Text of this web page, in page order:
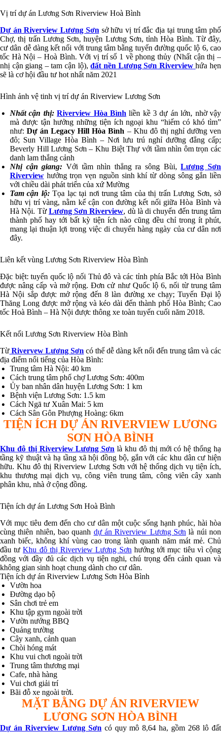
Vị trí dự án Lương Sơn Riverview Hoà Bình
Dự án Riverview Lương Sơn sở hữu vị trí đắc địa tại trung tâm phố
Chợ, thị trấn Lương Sơn, huyện Lương Sơn, tỉnh Hòa Bình. Từ đây,
cư dân dễ dàng kết nối với trung tâm bằng tuyến đường quốc lộ 6, cao
tốc Hà Nội – Hoà Bình. Với vị trí số 1 về phong thủy (Nhất cận thị –
nhị cận giang – tam cận lộ),đất nền Lương Sơn Riverview hứa hẹn
sẽ là cơ hội đầu tư hot nhất năm 2021
Hình ảnh vệ tinh vị trí dự án Riverview Lương Sơn
Nhất cận thị: Riverview Hòa Bình liền kề 3 dự án lớn, nhờ vậy
mà được tận hưởng những tiện ích ngoại khu “hiếm có khó tìm”
như:Dự án Legacy Hill Hòa Bình – Khu đô thị nghỉ dưỡng ven
đô; Sun Village Hòa Bình – Nơi lưu trú nghỉ dưỡng đẳng cấp;
Beverly Hill Lương Sơn – Khu Biệt Thự với tầm nhìn ôm trọn các
danh lam thắng cảnh
Nhị cận giang: Với tầm nhìn thẳng ra sông Bùi,Lương Sơn
Riverview hưởng trọn vẹn nguồn sinh khí từ dòng sông gắn liền
với chiều dài phát triển của xứ Mường
Tam cận lộ:Tọa lạc tại nơi trung tâm của thị trấn Lương Sơn, sở
hữu vị trí vàng, nằm kế cận con đường kết nối giữa Hòa Bình và
Hà Nội. Từ Lương Sơn Riverview, dù là di chuyển đến trung tâm
thành phố hay tới bất kỳ tiện ích nào cũng đều chỉ trong ít phút,
mang lại thuận lợi trong việc di chuyển hàng ngày của cư dân nơi
đây.
Liên kết vùng Lương Sơn Riverview Hòa Bình
Đặc biệt: tuyến quốc lộ nối Thủ đô và các tỉnh phía Bắc tới Hòa Bình
được nâng cấp và mở rộng. Đơn cử như Quốc lộ 6, nối từ trung tâm
Hà Nội sắp được mở rộng đến 8 làn đường xe chạy; Tuyến Đại lộ
Thăng Long được mở rộng và kéo dài đến thành phố Hòa Bình; Cao
tốc Hoà Bình – Hà Nội được thông xe toàn tuyến cuối năm 2018.
Kết nối Lương Sơn Riverview Hòa Bình
Từ Rivervew Lương Sơn có thể dễ dàng kết nối đến trung tâm và các
địa điểm nổi tiếng của Hòa Bình:
Trung tâm Hà Nội: 40 km
Cách trung tâm phố chợ Lương Sơn: 400m
Ủy ban nhân dân huyện Lương Sơn: 1 km
Bệnh viện Lương Sơn: 1.5 km
Cách Ngā tư Xuân Mai: 5 km
Cách Sân Gôn Phượng Hoàng: 6km
TIỆN ÍCH DỰ ÁN RIVERVIEW LƯƠNG
SƠN HÒA BÌNH
Khu đô thị Riverview Lương Sơn là khu đô thị mới có hệ thống hạ
tầng kỹ thuật và hạ tầng xã hội đồng bộ, gắn với các khu dân cư hiện
hữu. Khu đô thị Riverview Lương Sơn với hệ thống dịch vụ tiện ích,
khu thương mại dịch vụ, công viên trung tâm, công viên cây xanh
phân khu, nhà ở cộng đồng.
Tiện ích dự án Lương Sơn Hoà Bình
Với mục tiêu đem đến cho cư dân một cuộc sống hạnh phúc, hài hòa
cùng thiên nhiên, bao quanh dự án Riverview Lương Sơn là núi non
xanh biếc, không khí vùng cao trong lành quanh năm mát mẻ. Chủ
đầu tưKhu đô thị Riverview Lương Sơn hướng tới mục tiêu vì cộng
đồng với đầy đủ các dịch vụ tiện nghi, chú trọng đến cảnh quan và
không gian sinh hoạt chung dành cho cư dân.
Tiện ích dự án Riverview Lương Sơn Hòa Bình
Vườn hoa
Đường dạo bộ
Sân chơi trẻ em
Khu tập gym ngoài trời
Vườn nướng BBQ
Quảng trường
Cây xanh, cảnh quan
Chòi hóng mát
Khu vui chơi ngoài trời
Trung tâm thương mại
Cafe, nhà hàng
Vui chơi giải trí
Bãi đỗ xe ngoài trời.
MẶT BẰNG DỰ ÁN RIVERVIEW
LƯƠNG SƠN HÒA BÌNH
Dự án Riverview Lương Sơn có quy mô 8,64 ha, gồm 268 lô đất